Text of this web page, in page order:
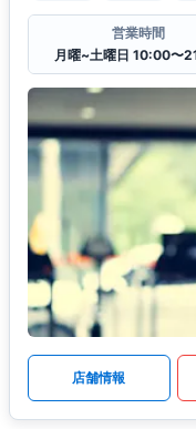
営業時間
月曜~土曜日 10:00〜
店舗情報